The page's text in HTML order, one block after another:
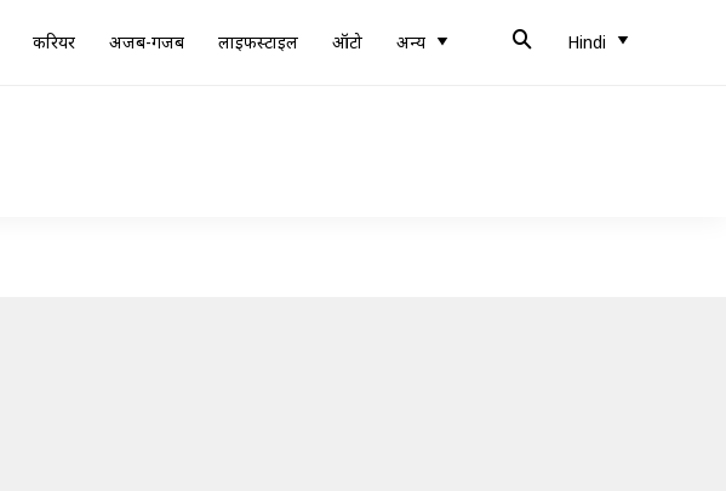
करियर अजब-गजब लाइफस्टाइल ऑटो अन्य Hindi